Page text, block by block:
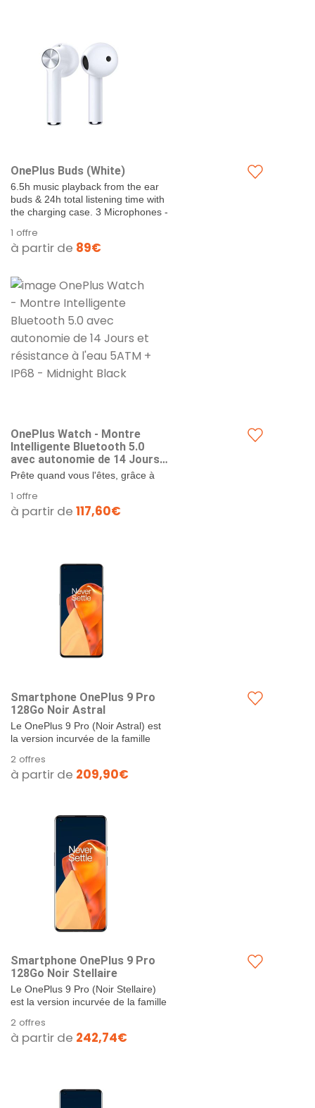
OnePlus Buds (White)
6.5h music playback from the ear
buds & 24h total listening time with
the charging case. 3 Microphones -
1 offre
à partir de 89€
OnePlus Watch - Montre
Intelligente Bluetooth 5.0
avec autonomie de 14 Jours
et résistance à l'eau 5ATM +
IP68 - Midnight Black
Prête quand vous l'êtes, grâce à
complète offre jusqu'à une
autonomie de 14 jours. 20...
1 offre
à partir de 117,60€
Smartphone OnePlus 9 Pro
128Go Noir Astral
Le OnePlus 9 Pro (Noir Astral) est
la version incurvée de la famille
sensiblement des...
2 offres
à partir de 209,90€
Smartphone OnePlus 9 Pro
128Go Noir Stellaire
Le OnePlus 9 Pro (Noir Stellaire)
est la version incurvée de la famille
sensiblement...
2 offres
à partir de 242,74€